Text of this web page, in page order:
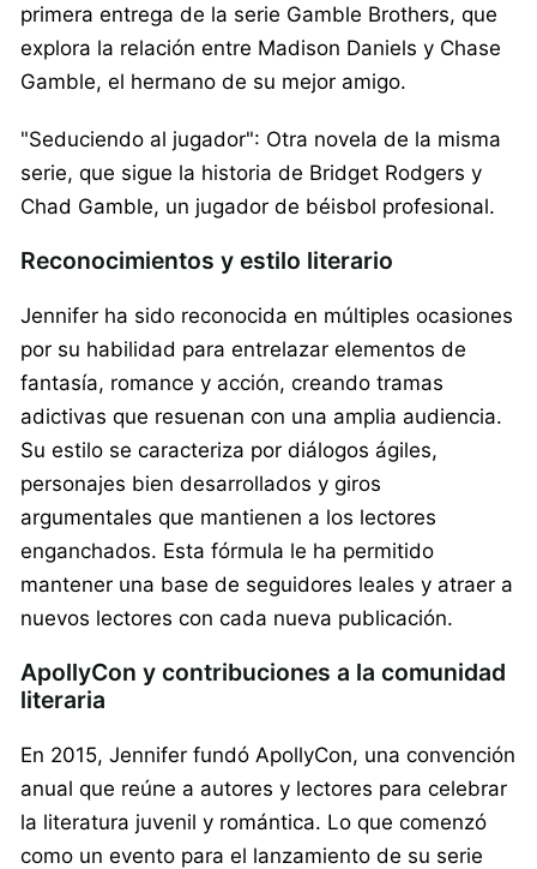
primera entrega de la serie Gamble Brothers, que
explora la relación entre Madison Daniels y Chase
Gamble, el hermano de su mejor amigo.
"Seduciendo al jugador": Otra novela de la misma
serie, que sigue la historia de Bridget Rodgers y
Chad Gamble, un jugador de béisbol profesional.
Reconocimientos y estilo literario
Jennifer ha sido reconocida en múltiples ocasiones
por su habilidad para entrelazar elementos de
fantasía, romance y acción, creando tramas
adictivas que resuenan con una amplia audiencia.
Su estilo se caracteriza por diálogos ágiles,
personajes bien desarrollados y giros
argumentales que mantienen a los lectores
enganchados. Esta fórmula le ha permitido
mantener una base de seguidores leales y atraer a
nuevos lectores con cada nueva publicación.
ApollyCon y contribuciones a la comunidad
literaria
En 2015, Jennifer fundó ApollyCon, una convención
anual que reúne a autores y lectores para celebrar
la literatura juvenil y romántica. Lo que comenzó
como un evento para el lanzamiento de su serie